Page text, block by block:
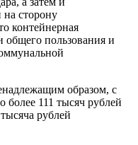
на сторону
контейнерная
общего пользования и
образом, с
более 111 тысяч рублей
рублей